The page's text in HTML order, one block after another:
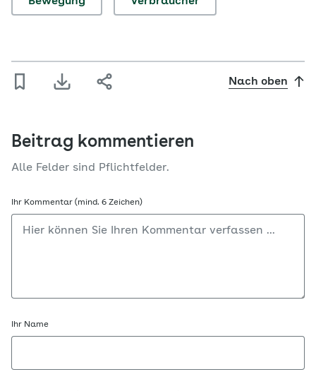
Nach oben
Beitrag kommentieren
Alle Felder sind Pflichtfelder.
Ihr Kommentar (mind. 6 Zeichen)
Ihr Name